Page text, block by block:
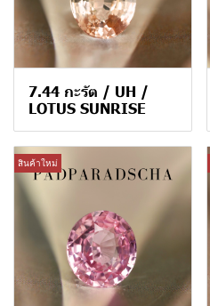
7.44 กะรัต / UH /
LOTUS SUNRISE
สินค้าใหม่